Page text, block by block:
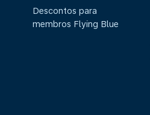
Descontos para
membros Flying Blue